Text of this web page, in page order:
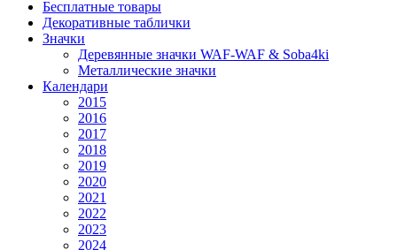
Бесплатные товары
Декоративные таблички
Значки
Деревянные значки WAF-WAF & Soba4ki
Металлические значки
Календари
2015
2016
2017
2018
2019
2020
2021
2022
2023
2024